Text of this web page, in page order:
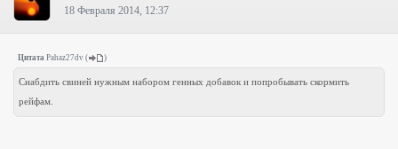
18 Февраля 2014, 12:37
Цитата Pahaz27dv ( )
Снабдить свиней нужным набором генных добавок и попробывать скормить
рейфам.